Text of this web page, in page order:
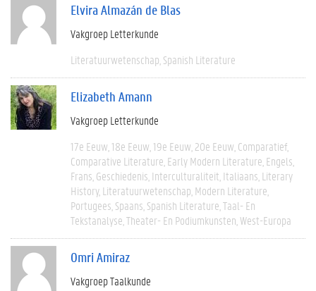
Elvira Almazán de Blas
Vakgroep Letterkunde
Literatuurwetenschap Spanish Literature
Elizabeth Amann
Vakgroep Letterkunde
17e Eeuw 18e Eeuw 19e Eeuw 20e Eeuw Comparatief
Comparative Literature Early Modern Literature Engels
Frans Geschiedenis Interculturaliteit Italiaans Literary
History Literatuurwetenschap Modern Literature
Portugees Spaans Spanish Literature Taal- En
Tekstanalyse Theater- En Podiumkunsten West-Europa
Omri Amiraz
Vakgroep Taalkunde